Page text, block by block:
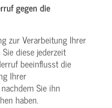
gegen die
zur Verarbeitung Ihrer
diese jederzeit
beeinflusst die
Ihrer
Sie ihn
haben.